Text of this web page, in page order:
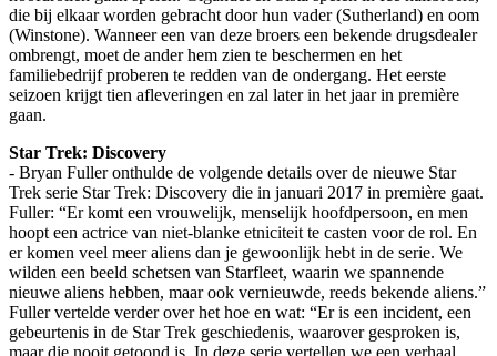
die bij elkaar worden gebracht door hun vader (Sutherland) en oom
(Winstone). Wanneer een van deze broers een bekende drugsdealer
ombrengt, moet de ander hem zien te beschermen en het
familiebedrijf proberen te redden van de ondergang. Het eerste
seizoen krijgt tien afleveringen en zal later in het jaar in première
gaan.
Star Trek: Discovery
- Bryan Fuller onthulde de volgende details over de nieuwe Star
Trek serie Star Trek: Discovery die in januari 2017 in première gaat.
Fuller: “Er komt een vrouwelijk, menselijk hoofdpersoon, en men
hoopt een actrice van niet-blanke etniciteit te casten voor de rol. En
er komen veel meer aliens dan je gewoonlijk hebt in de serie. We
wilden een beeld schetsen van Starfleet, waarin we spannende
nieuwe aliens hebben, maar ook vernieuwde, reeds bekende aliens.”
Fuller vertelde verder over het hoe en wat: “Er is een incident, een
gebeurtenis in de Star Trek geschiedenis, waarover gesproken is,
maar die nooit getoond is. In deze serie vertellen we een verhaal